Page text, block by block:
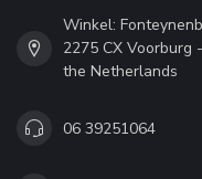
Winkel:
2275 CX Voorburg
the Netherlands
06 39251064